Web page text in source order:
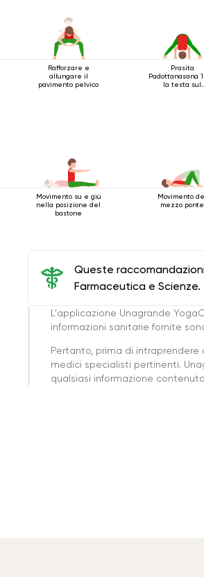
Rafforzare e
allungare il
pavimento pelvico
Prasita
Padottanasana 1
la testa sul
Movimento su e giù
nella posizione del
bastone
Movimento
mezzo ponte
Queste
Farmaceutica e Scienze.
L'applicazione Unagrande
informazioni sanitarie fornite
Pertanto, prima di
medici specialisti pertinenti.
qualsiasi informazione